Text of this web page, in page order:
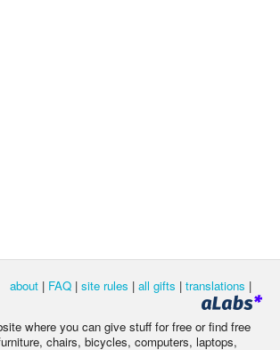
about | FAQ | site rules | all gifts | translations |
where you can give stuff for free or find free
chairs, bicycles, computers, laptops,